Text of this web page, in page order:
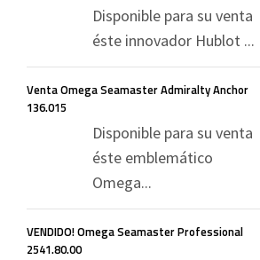
Disponible para su venta
éste innovador Hublot ...
Venta Omega Seamaster Admiralty Anchor
136.015
Disponible para su venta
éste emblemático
Omega...
VENDIDO! Omega Seamaster Professional
2541.80.00